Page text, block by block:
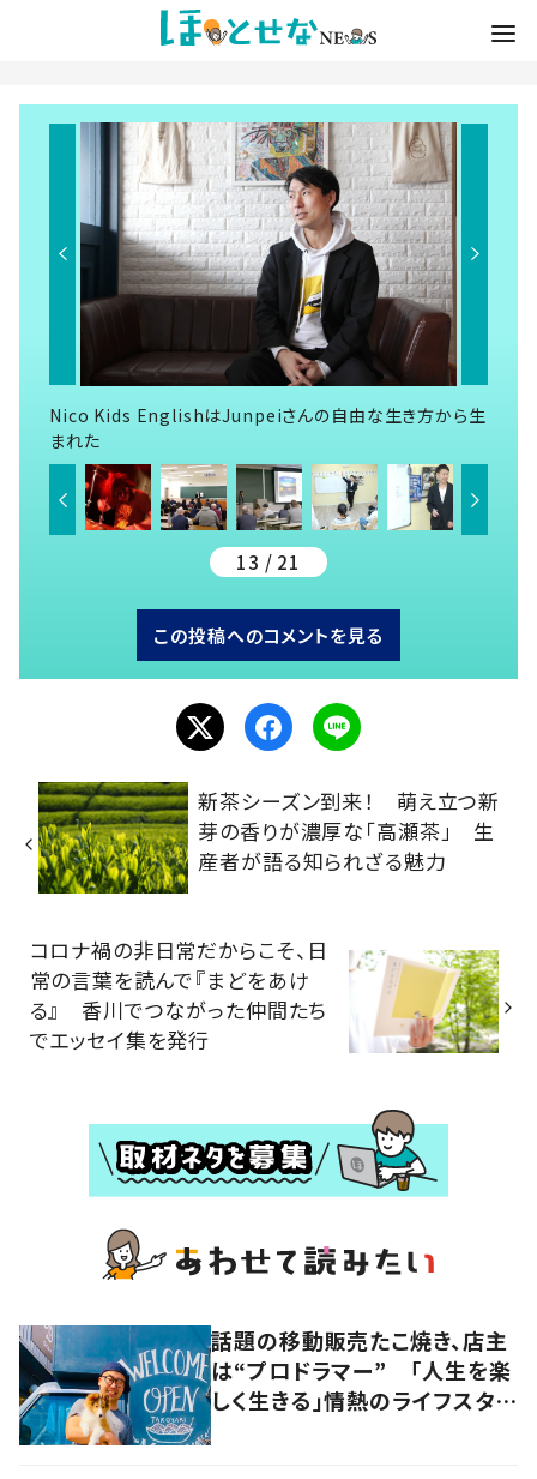
Nico Kids EnglishはJunpeiさんの自由な生き方から生
まれた
13 / 21
この投稿へのコメントを見る
新茶シーズン到来！ 萌え立つ新
芽の香りが濃厚な「高瀬茶」 生
産者が語る知られざる魅力
コロナ禍の非日常だからこそ、日
常の言葉を読んで『まどをあけ
る』 香川でつながった仲間たち
でエッセイ集を発行
話題の移動販売たこ焼き、店主
は“プロドラマー” 「人生を楽
しく生きる」情熱のライフスタイ